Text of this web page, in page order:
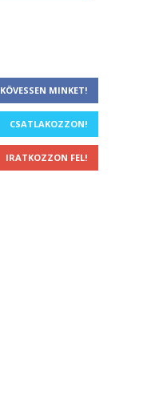
KÖVESSEN MINKET!
CSATLAKOZZON!
IRATKOZZON FEL!